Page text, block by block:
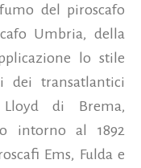
del piroscafo
Umbria, della
lo stile
dei transatlantici
Lloyd di Brema,
intorno al 1892
Ems, Fulda e